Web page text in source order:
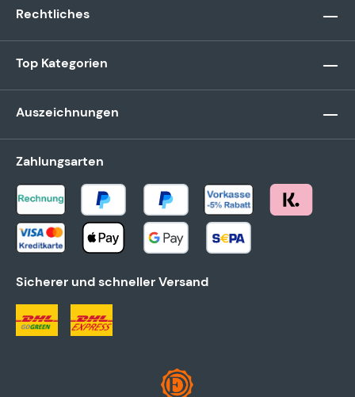
Rechtliches
Top Kategorien
Auszeichnungen
Zahlungsarten
Sicherer und schneller Versand